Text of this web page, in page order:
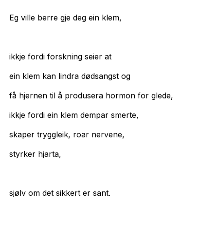
Eg ville berre gje deg ein klem,
ikkje fordi forskning seier at
ein klem kan lindra dødsangst og
få hjernen til å produsera hormon for glede,
ikkje fordi ein klem dempar smerte,
skaper tryggleik, roar nervene,
styrker hjarta,
sjølv om det sikkert er sant.